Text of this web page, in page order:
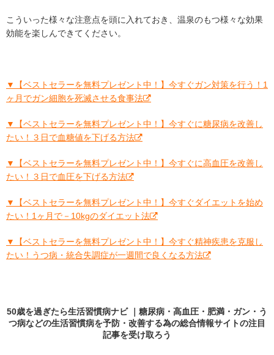
こういった様々な注意点を頭に入れておき、温泉のもつ様々な効果
効能を楽しんできてください。
▼【ベストセラーを無料プレゼント中！】今すぐガン対策を行う！1
ヶ月でガン細胞を死滅させる食事法
▼【ベストセラーを無料プレゼント中！】今すぐに糖尿病を改善し
たい！３日で血糖値を下げる方法
▼【ベストセラーを無料プレゼント中！】今すぐに高血圧を改善し
たい！３日で血圧を下げる方法
▼【ベストセラーを無料プレゼント中！】今すぐダイエットを始め
たい！1ヶ月で－10kgのダイエット法
▼【ベストセラーを無料プレゼント中！】今すぐ精神疾患を克服し
たい！うつ病・統合失調症が一週間で良くなる方法
50歳を過ぎたら生活習慣病ナビ ｜糖尿病・高血圧・肥満・ガン・う
つ病などの生活習慣病を予防・改善する為の総合情報サイトの注目
記事を受け取ろう